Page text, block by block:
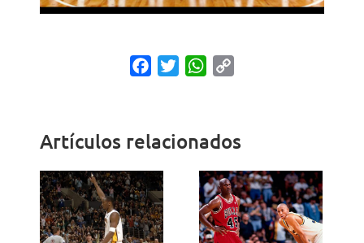
FacebookTwitterWhatsApp
Artículos relacionados